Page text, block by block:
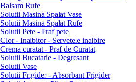
Balsam Rufe
Solutii Masina Spalat Vase
Solutii Masina Spalat Rufe
Solutii Pete - Praf pete
Clor - Inalbitor - Servetele inalbire
Crema curatat - Praf de Curatat
Solutii Bucatarie - Degresant
Solutii Vase
Solutii Frigider - Absorbant Frigider